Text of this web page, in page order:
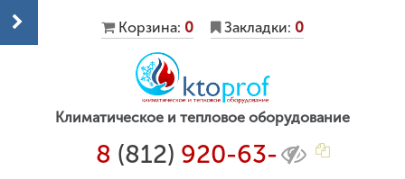
Корзина: 0 Закладки: 0
Климатическое и тепловое оборудование
8 (812) 920-63-